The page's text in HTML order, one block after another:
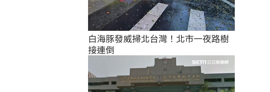
白海豚發威掃北台灣！北市一夜路樹
接連倒